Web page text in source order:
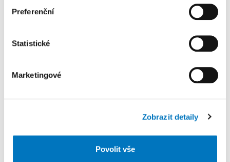
skenování pro konkrétní charakteristiky (otisk prstu)
Zjistěte více o tom, jak zpracováváme vaše osobní
Svůj souhlas můžete kdykoliv změnit nebo odvolat v
K personalizaci obsahu a reklam, poskytování funkcí
sdílíme se svými partnery pro sociální média, inzerci a
získali v důsledku toho, že používáte jejich služby.
Preferenční
Statistické
Marketingové
Zobrazit detaily
Povolit vše